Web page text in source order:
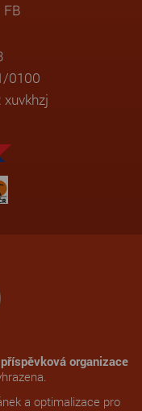
0100
xuvkhzj
organizace
a optimalizace pro